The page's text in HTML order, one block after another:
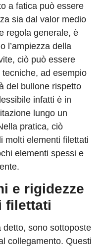
a fatica può essere
sia dal valor medio
regola generale, è
l’ampiezza della
ciò può essere
ad esempio
del bullone rispetto
infatti è in
lungo un
pratica, ciò
molti elementi filettati
elementi spessi e
e rigidezze
filettati
detto, sono sottoposte
collegamento. Questi